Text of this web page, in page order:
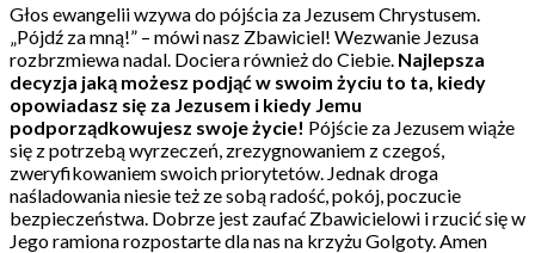
Głos ewangelii wzywa do pójścia za Jezusem Chrystusem.
„Pójdź za mną!” – mówi nasz Zbawiciel! Wezwanie Jezusa
rozbrzmiewa nadal. Dociera również do Ciebie. Najlepsza
decyzja jaką możesz podjąć w swoim życiu to ta, kiedy
opowiadasz się za Jezusem i kiedy Jemu
podporządkowujesz swoje życie! Pójście za Jezusem wiąże
się z potrzebą wyrzeczeń, zrezygnowaniem z czegoś,
zweryfikowaniem swoich priorytetów. Jednak droga
naśladowania niesie też ze sobą radość, pokój, poczucie
bezpieczeństwa. Dobrze jest zaufać Zbawicielowi i rzucić się w
Jego ramiona rozpostarte dla nas na krzyżu Golgoty. Amen